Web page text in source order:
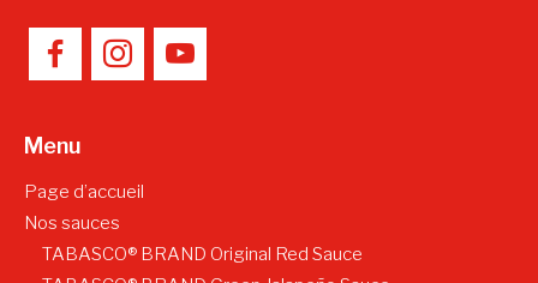
Menu
Page d’accueil
Nos sauces
TABASCO® BRAND Original Red Sauce